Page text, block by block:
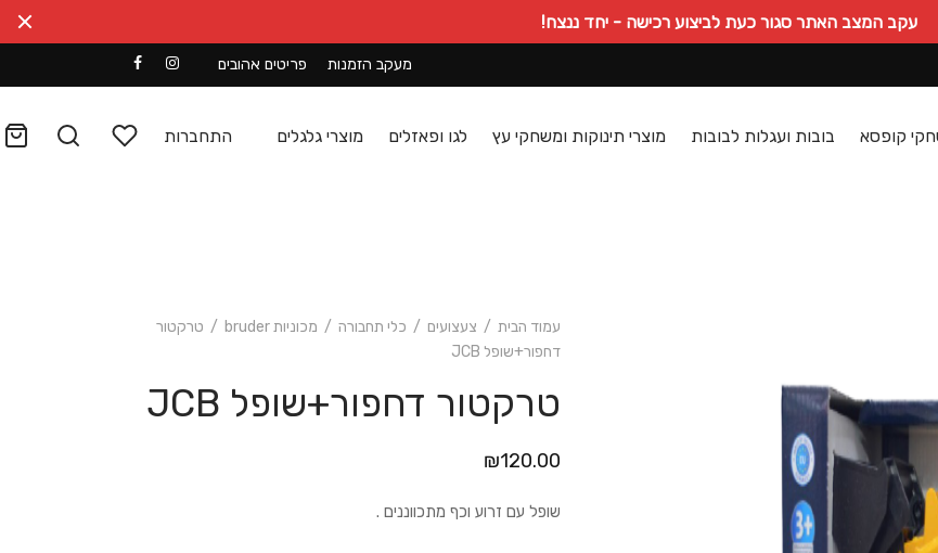
עקב המצב האתר סגור כעת לביצוע רכישה - יחד ננצח!
מעקב הזמנות פריטים אהובים
קופסא בובות ועגלות לבובות מוצרי תינוקות ומשחקי עץ לגו ופאזלים מוצרי גלגלים התחברות
עמוד הבית / צעצועים / כלי תחבורה / מכוניות bruder / טרקטור
דחפור+שופל JCB
טרקטור דחפור+שופל JCB
₪120.00
שופל עם זרוע וכף מתכווננים .